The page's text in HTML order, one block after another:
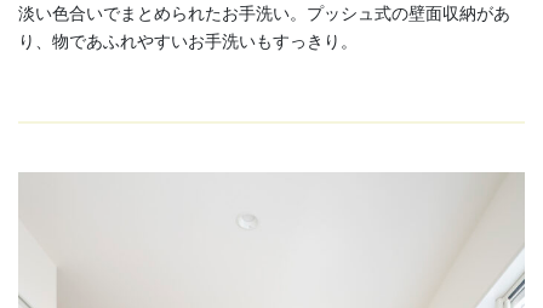
淡い色合いでまとめられたお手洗い。プッシュ式の壁面収納があ
り、物であふれやすいお手洗いもすっきり。